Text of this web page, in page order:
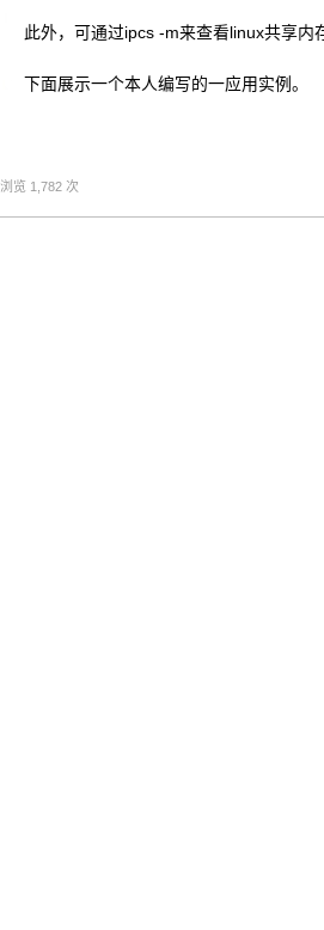
此外，可通过ipcs -m来查看linux共享内
下面展示一个本人编写的一应用实例。
浏览 1,782 次